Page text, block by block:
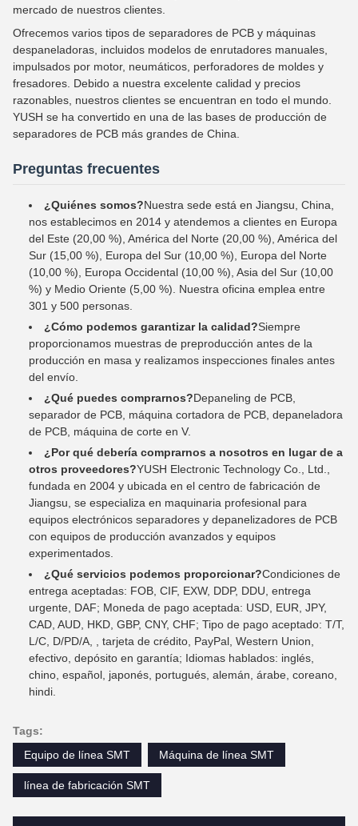
mercado de nuestros clientes.
Ofrecemos varios tipos de separadores de PCB y máquinas
despaneladoras, incluidos modelos de enrutadores manuales,
impulsados ​​por motor, neumáticos, perforadores de moldes y
fresadores. Debido a nuestra excelente calidad y precios
razonables, nuestros clientes se encuentran en todo el mundo.
YUSH se ha convertido en una de las bases de producción de
separadores de PCB más grandes de China.
Preguntas frecuentes
¿Quiénes somos?Nuestra sede está en Jiangsu, China,
nos establecimos en 2014 y atendemos a clientes en Europa
del Este (20,00 %), América del Norte (20,00 %), América del
Sur (15,00 %), Europa del Sur (10,00 %), Europa del Norte
(10,00 %), Europa Occidental (10,00 %), Asia del Sur (10,00
%) y Medio Oriente (5,00 %). Nuestra oficina emplea entre
301 y 500 personas.
¿Cómo podemos garantizar la calidad?Siempre
proporcionamos muestras de preproducción antes de la
producción en masa y realizamos inspecciones finales antes
del envío.
¿Qué puedes comprarnos?Depaneling de PCB,
separador de PCB, máquina cortadora de PCB, depaneladora
de PCB, máquina de corte en V.
¿Por qué debería comprarnos a nosotros en lugar de a
otros proveedores?YUSH Electronic Technology Co., Ltd.,
fundada en 2004 y ubicada en el centro de fabricación de
Jiangsu, se especializa en maquinaria profesional para
equipos electrónicos separadores y depanelizadores de PCB
con equipos de producción avanzados y equipos
experimentados.
¿Qué servicios podemos proporcionar?Condiciones de
entrega aceptadas: FOB, CIF, EXW, DDP, DDU, entrega
urgente, DAF; Moneda de pago aceptada: USD, EUR, JPY,
CAD, AUD, HKD, GBP, CNY, CHF; Tipo de pago aceptado: T/T,
L/C, D/PD/A, , tarjeta de crédito, PayPal, Western Union,
efectivo, depósito en garantía; Idiomas hablados: inglés,
chino, español, japonés, portugués, alemán, árabe, coreano,
hindi.
Tags:
Equipo de línea SMT
Máquina de línea SMT
línea de fabricación SMT